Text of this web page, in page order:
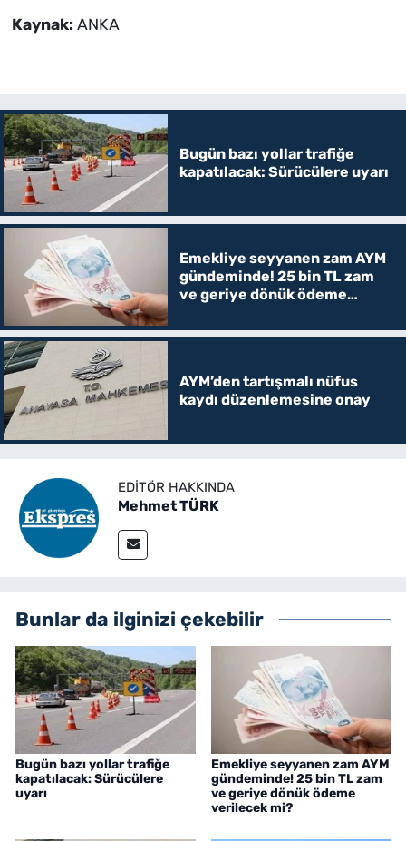
Kaynak: ANKA
Bugün bazı yollar trafiğe
kapatılacak: Sürücülere uyarı
Emekliye seyyanen zam AYM
gündeminde! 25 bin TL zam
ve geriye dönük ödeme
AYM’den tartışmalı nüfus
kaydı düzenlemesine onay
EDITÖR HAKKINDA
Mehmet TÜRK
Bunlar da ilginizi çekebilir
Bugün bazı yollar trafiğe
kapatılacak: Sürücülere
uyarı
Emekliye seyyanen zam AYM
gündeminde! 25 bin TL zam
ve geriye dönük ödeme
verilecek mi?